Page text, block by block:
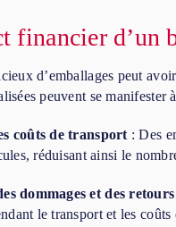
financier d’un
d’emballages peut
peuvent se manifester
coûts de transport : Des
réduisant ainsi le
dommages et des retours
le transport et les coûts